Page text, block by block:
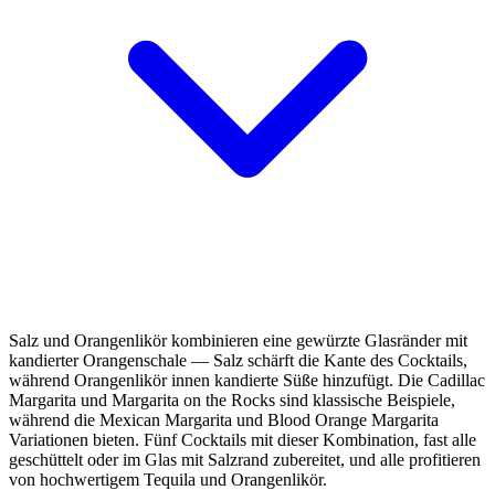
Salz und Orangenlikör kombinieren eine gewürzte Glasränder mit
kandierter Orangenschale — Salz schärft die Kante des Cocktails,
während Orangenlikör innen kandierte Süße hinzufügt. Die Cadillac
Margarita und Margarita on the Rocks sind klassische Beispiele,
während die Mexican Margarita und Blood Orange Margarita
Variationen bieten. Fünf Cocktails mit dieser Kombination, fast alle
geschüttelt oder im Glas mit Salzrand zubereitet, und alle profitieren
von hochwertigem Tequila und Orangenlikör.